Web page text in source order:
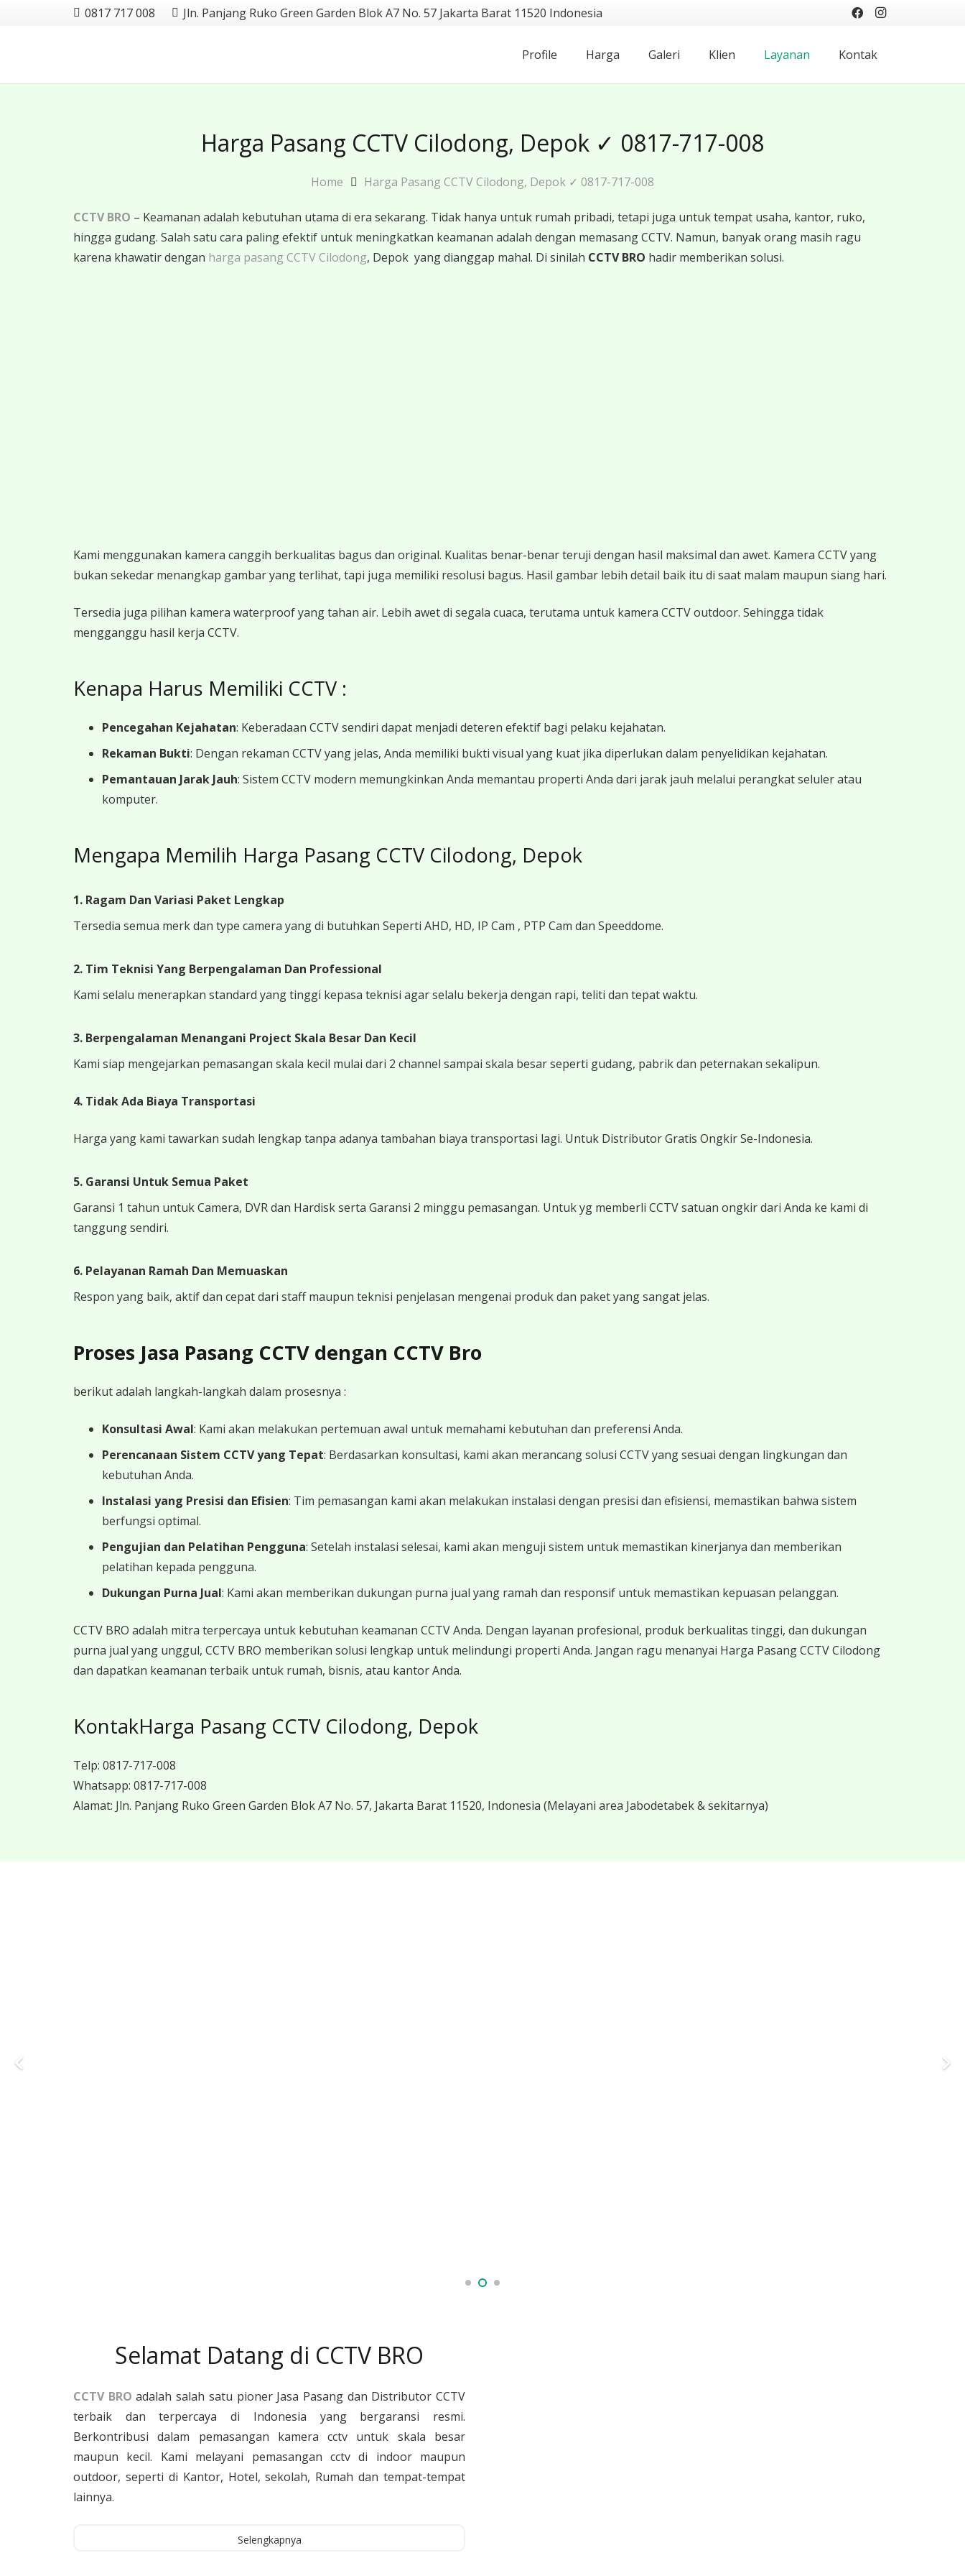
0817 717 008 Jln. Panjang Ruko Green Garden Blok A7 No. 57 Jakarta Barat 11520 Indonesia
Profile Harga Galeri Klien Layanan Kontak
Harga Pasang CCTV Cilodong, Depok ✓ 0817-717-008
Home Harga Pasang CCTV Cilodong, Depok ✓ 0817-717-008
CCTV BRO – Keamanan adalah kebutuhan utama di era sekarang. Tidak hanya untuk rumah pribadi, tetapi juga untuk tempat usaha, kantor, ruko,
hingga gudang. Salah satu cara paling efektif untuk meningkatkan keamanan adalah dengan memasang CCTV. Namun, banyak orang masih ragu
karena khawatir dengan harga pasang CCTV Cilodong, Depok yang dianggap mahal. Di sinilah CCTV BRO hadir memberikan solusi.
Kami menggunakan kamera canggih berkualitas bagus dan original. Kualitas benar-benar teruji dengan hasil maksimal dan awet. Kamera CCTV yang
bukan sekedar menangkap gambar yang terlihat, tapi juga memiliki resolusi bagus. Hasil gambar lebih detail baik itu di saat malam maupun siang hari.
Tersedia juga pilihan kamera waterproof yang tahan air. Lebih awet di segala cuaca, terutama untuk kamera CCTV outdoor. Sehingga tidak
mengganggu hasil kerja CCTV.
Kenapa Harus Memiliki CCTV :
Pencegahan Kejahatan: Keberadaan CCTV sendiri dapat menjadi deteren efektif bagi pelaku kejahatan.
Rekaman Bukti: Dengan rekaman CCTV yang jelas, Anda memiliki bukti visual yang kuat jika diperlukan dalam penyelidikan kejahatan.
Pemantauan Jarak Jauh: Sistem CCTV modern memungkinkan Anda memantau properti Anda dari jarak jauh melalui perangkat seluler atau
komputer.
Mengapa Memilih Harga Pasang CCTV Cilodong, Depok
1. Ragam Dan Variasi Paket Lengkap
Tersedia semua merk dan type camera yang di butuhkan Seperti AHD, HD, IP Cam , PTP Cam dan Speeddome.
2. Tim Teknisi Yang Berpengalaman Dan Professional
Kami selalu menerapkan standard yang tinggi kepasa teknisi agar selalu bekerja dengan rapi, teliti dan tepat waktu.
3. Berpengalaman Menangani Project Skala Besar Dan Kecil
Kami siap mengejarkan pemasangan skala kecil mulai dari 2 channel sampai skala besar seperti gudang, pabrik dan peternakan sekalipun.
4. Tidak Ada Biaya Transportasi
Harga yang kami tawarkan sudah lengkap tanpa adanya tambahan biaya transportasi lagi. Untuk Distributor Gratis Ongkir Se-Indonesia.
5. Garansi Untuk Semua Paket
Garansi 1 tahun untuk Camera, DVR dan Hardisk serta Garansi 2 minggu pemasangan. Untuk yg memberli CCTV satuan ongkir dari Anda ke kami di
tanggung sendiri.
6. Pelayanan Ramah Dan Memuaskan
Respon yang baik, aktif dan cepat dari staff maupun teknisi penjelasan mengenai produk dan paket yang sangat jelas.
Proses Jasa Pasang CCTV dengan CCTV Bro
berikut adalah langkah-langkah dalam prosesnya :
Konsultasi Awal: Kami akan melakukan pertemuan awal untuk memahami kebutuhan dan preferensi Anda.
Perencanaan Sistem CCTV yang Tepat: Berdasarkan konsultasi, kami akan merancang solusi CCTV yang sesuai dengan lingkungan dan
kebutuhan Anda.
Instalasi yang Presisi dan Efisien: Tim pemasangan kami akan melakukan instalasi dengan presisi dan efisiensi, memastikan bahwa sistem
berfungsi optimal.
Pengujian dan Pelatihan Pengguna: Setelah instalasi selesai, kami akan menguji sistem untuk memastikan kinerjanya dan memberikan
pelatihan kepada pengguna.
Dukungan Purna Jual: Kami akan memberikan dukungan purna jual yang ramah dan responsif untuk memastikan kepuasan pelanggan.
CCTV BRO adalah mitra terpercaya untuk kebutuhan keamanan CCTV Anda. Dengan layanan profesional, produk berkualitas tinggi, dan dukungan
purna jual yang unggul, CCTV BRO memberikan solusi lengkap untuk melindungi properti Anda. Jangan ragu menanyai Harga Pasang CCTV Cilodong
dan dapatkan keamanan terbaik untuk rumah, bisnis, atau kantor Anda.
KontakHarga Pasang CCTV Cilodong, Depok
Telp: 0817-717-008
Whatsapp: 0817-717-008
Alamat: Jln. Panjang Ruko Green Garden Blok A7 No. 57, Jakarta Barat 11520, Indonesia (Melayani area Jabodetabek & sekitarnya)
Selamat Datang di CCTV BRO
CCTV BRO adalah salah satu pioner Jasa Pasang dan Distributor CCTV
terbaik dan terpercaya di Indonesia yang bergaransi resmi.
Berkontribusi dalam pemasangan kamera cctv untuk skala besar
maupun kecil. Kami melayani pemasangan cctv di indoor maupun
outdoor, seperti di Kantor, Hotel, sekolah, Rumah dan tempat-tempat
lainnya.
Selengkapnya